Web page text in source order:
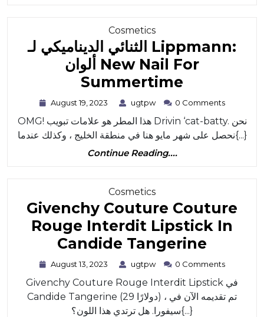
CosmeticsCategory
الثنائي الديناميكي لـ Lippmann:
ألوان New Nail For
Summertime
الديناميكي
لـ
For
August 19, 2023
August
2023
ugtpw ugtpw0 Comments
OMG! هذا المطر هو علامات تبويب Drivin ‘cat-batty. نحن
نحصل على شهر مايو هنا في منطقة الخليج ، وكذلك عندما{...}
Continue Reading....Continue
CosmeticsCategory
Givenchy Couture Couture
Rouge Interdit Lipstick In
Candide Tangerine
Rouge
August 13, 2023
August
2023
ugtpw ugtpw0 Comments
Givenchy Couture Rouge Interdit Lipstick في
Candide Tangerine (29 دولارًا) ، تم تقديمه الآن في
سيفورا. هل ترتدي هذا اللون؟{...}